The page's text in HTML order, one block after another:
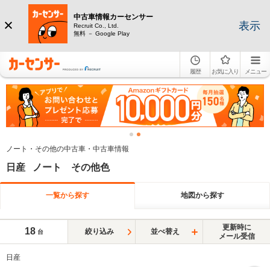
中古車情報カーセンサー
Recruit Co., Ltd.
無料 － Google Play
表示
履歴 お気に入り メニュー
ノート・その他の中古車・中古車情報
日産 ノート その他色
一覧から探す 地図から探す
18 台 絞り込み 並べ替え
更新時に
メール受信
日産